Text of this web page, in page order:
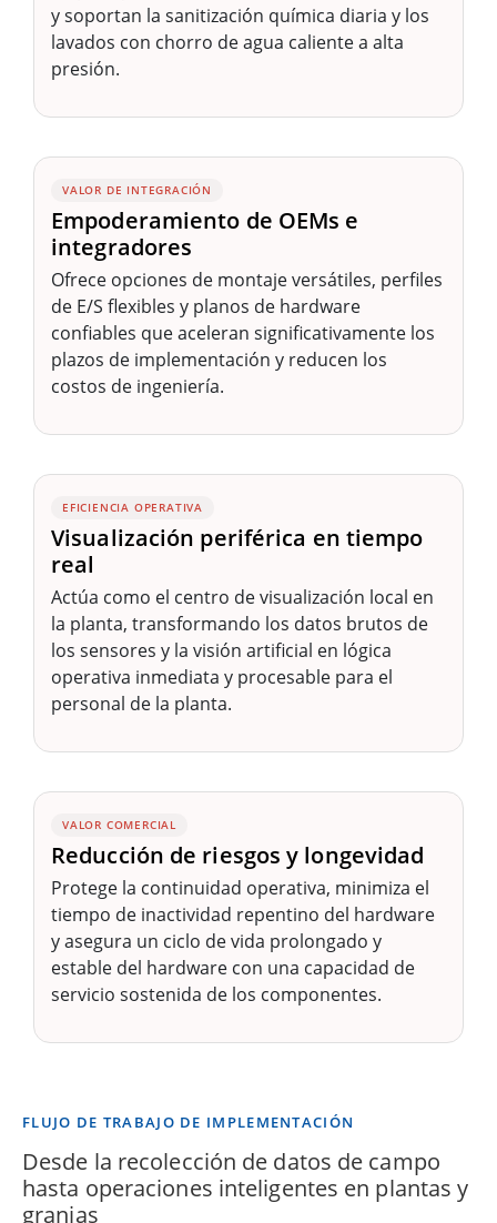
y soportan la sanitización química diaria y los
lavados con chorro de agua caliente a alta
presión.
VALOR DE INTEGRACIÓN
Empoderamiento de OEMs e
integradores
Ofrece opciones de montaje versátiles, perfiles
de E/S flexibles y planos de hardware
confiables que aceleran significativamente los
plazos de implementación y reducen los
costos de ingeniería.
EFICIENCIA OPERATIVA
Visualización periférica en tiempo
real
Actúa como el centro de visualización local en
la planta, transformando los datos brutos de
los sensores y la visión artificial en lógica
operativa inmediata y procesable para el
personal de la planta.
VALOR COMERCIAL
Reducción de riesgos y longevidad
Protege la continuidad operativa, minimiza el
tiempo de inactividad repentino del hardware
y asegura un ciclo de vida prolongado y
estable del hardware con una capacidad de
servicio sostenida de los componentes.
FLUJO DE TRABAJO DE IMPLEMENTACIÓN
Desde la recolección de datos de campo
hasta operaciones inteligentes en plantas y
granjas